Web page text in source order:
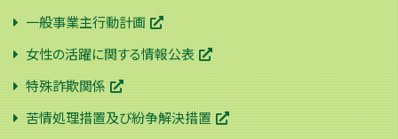
一般事業主行動計画
女性の活躍に関する情報公表
特殊詐欺関係
苦情処理措置及び紛争解決措置